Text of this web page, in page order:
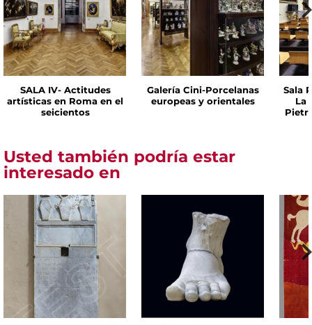
SALA IV- Actitudes
artísticas en Roma en el
seicientos
Galería Cini-Porcelanas
europeas y orientales
Sala
La
Usted también podría estar
interesado en